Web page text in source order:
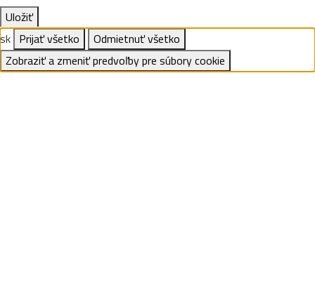
Uložiť
sk Prijať všetko
Odmietnuť všetko
Zobraziť a zmeniť predvoľby pre súbory cookie